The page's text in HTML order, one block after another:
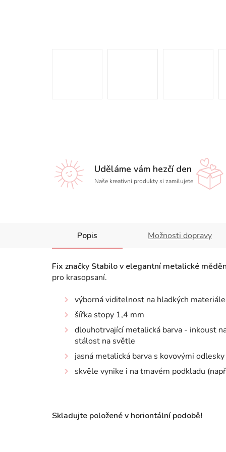
Uděláme vám hezčí den
Naše kreativní produkty si zamilujete
Popis Možnosti dopravy
Fix značky Stabilo v elegantní metalické
pro krasopsaní.
výborná viditelnost na hladkých
šířka stopy 1,4 mm
dlouhotrvající metalická barva - inkoust
stálost na světle
jasná metalická barva s kovovými odlesky
skvěle vynike i na tmavém podkladu
Skladujte položené v horiontální podobě!